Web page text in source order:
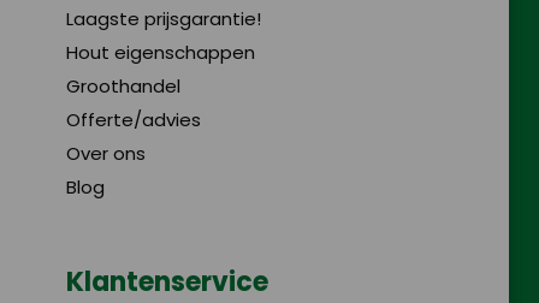
Laagste prijsgarantie!
Hout eigenschappen
Groothandel
Offerte/advies
Over ons
Blog
Klantenservice